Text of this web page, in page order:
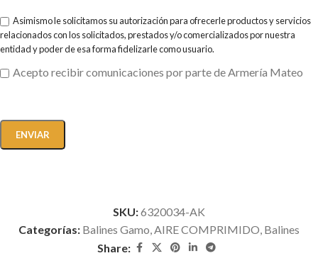
Asimismo le solicitamos su autorización para ofrecerle productos y servicios
relacionados con los solicitados, prestados y/o comercializados por nuestra
entidad y poder de esa forma fidelizarle como usuario.
Acepto recibir comunicaciones por parte de Armería Mateo
SKU:6320034-AK
Categorías: Balines Gamo AIRE COMPRIMIDO Balines
Share: